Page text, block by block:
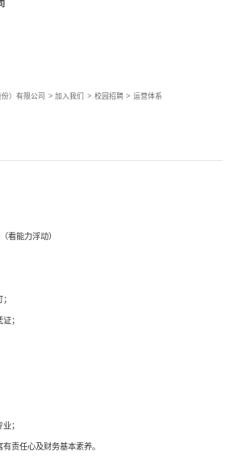
）有限公司 > 加入我们 > 校园招聘 > 运营体系
看能力浮动）
；
；
责任心及财务基本素养。